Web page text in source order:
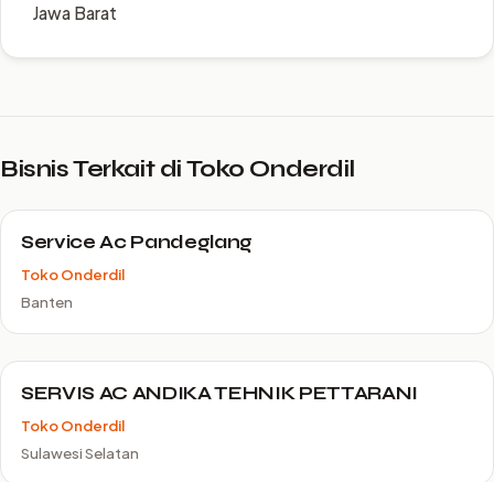
Jawa Barat
Bisnis Terkait di Toko Onderdil
Service Ac Pandeglang
Toko Onderdil
Banten
SERVIS AC ANDIKA TEHNIK PETTARANI
Toko Onderdil
Sulawesi Selatan